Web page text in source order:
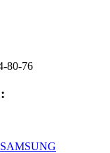
80-76